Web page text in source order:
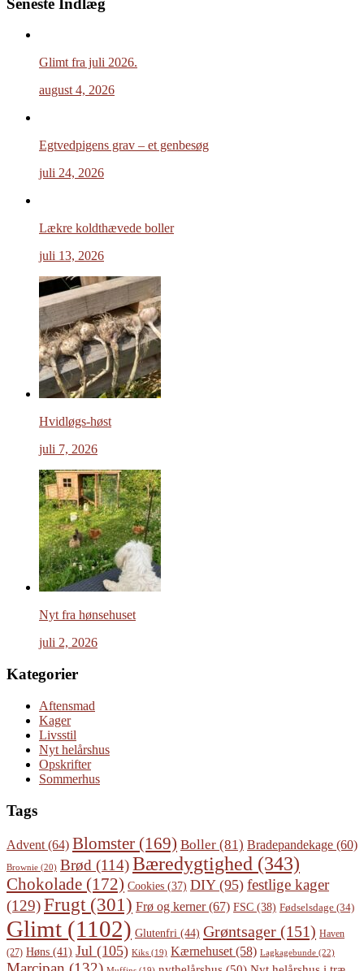
Seneste Indlæg
Glimt fra juli 2026.
august 4, 2026
Egtvedpigens grav – et genbesøg
juli 24, 2026
Lækre koldthævede boller
juli 13, 2026
Hvidløgs-høst
juli 7, 2026
Nyt fra hønsehuset
juli 2, 2026
Kategorier
Aftensmad
Kager
Livsstil
Nyt helårshus
Opskrifter
Sommerhus
Tags
Advent (64) Blomster (169) Boller (81) Bradepandekage (60)
Brownie (20) Brød (114)Bæredygtighed (343)
Chokolade (172) Cookies (37) DIY(95) festlige kager
(129)Frugt(301) Frø og kerner(67) FSC (38) Fødselsdage (34)
Glimt (1102) Glutenfri (44) Grøntsager (151) Haven
(27) Høns (41) Jul (105) Kiks (19) Kærnehuset (58) Lagkagebunde (22)